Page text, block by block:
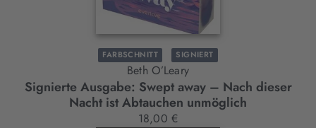
FARBSCHNITT SIGNIERT
Beth O’Leary
Signierte Ausgabe: Swept away – Nach dieser
Nacht ist Abtauchen unmöglich
18,00 €